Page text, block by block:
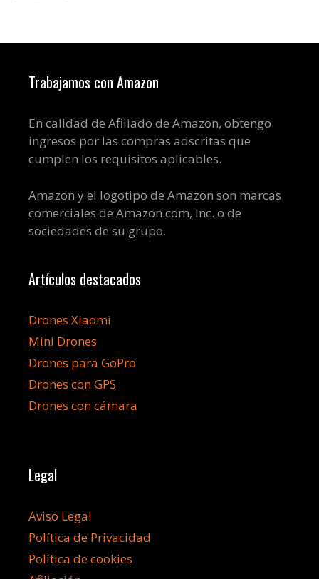
Trabajamos con Amazon
En calidad de Afiliado de Amazon, obtengo
ingresos por las compras adscritas que
cumplen los requisitos aplicables.
Amazon y el logotipo de Amazon son marcas
comerciales de Amazon.com, Inc. o de
sociedades de su grupo.
Artículos destacados
Drones Xiaomi
Mini Drones
Drones para GoPro
Drones con GPS
Drones con cámara
Legal
Aviso Legal
Política de Privacidad
Política de cookies